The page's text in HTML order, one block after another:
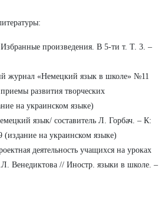
произведения. В 5-ти т. Т. 3. –
журнал «Немецкий язык в школе» №11
развития творческих
на украинском языке)
язык/ составитель Л. Горбач. – К:
на украинском языке)
деятельность учащихся на уроках
Венедиктова // Иностр. языки в школе. –